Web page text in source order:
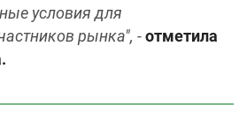
условия для
рынка", -отметила